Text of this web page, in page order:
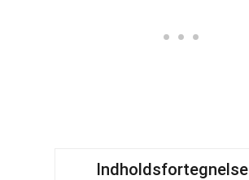
Indholdsfortegnelse